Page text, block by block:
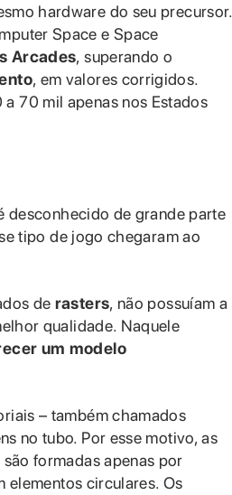
hardware do seu precursor.
Space e Space
Arcades, superando o
, em valores corrigidos.
70 mil apenas nos Estados
desconhecido de grande parte
tipo de jogo chegaram ao
de rasters, não possuíam a
qualidade. Naquele
um modelo
– também chamados
no tubo. Por esse motivo, as
formadas apenas por
elementos circulares. Os